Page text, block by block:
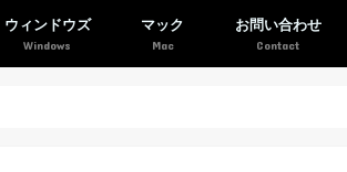
ウィンドウズ マック お問い合わせ